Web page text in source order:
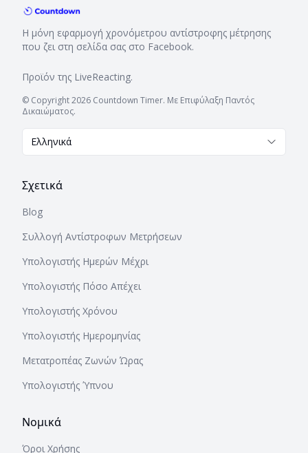
Η μόνη εφαρμογή χρονόμετρου αντίστροφης μέτρησης
που ζει στη σελίδα σας στο Facebook.
Προϊόν της LiveReacting.
© Copyright 2026 Countdown Timer. Με Επιφύλαξη Παντός
Δικαιώματος.
Ελληνικά
Σχετικά
Blog
Συλλογή Αντίστροφων Μετρήσεων
Υπολογιστής Ημερών Μέχρι
Υπολογιστής Πόσο Απέχει
Υπολογιστής Χρόνου
Υπολογιστής Ημερομηνίας
Μετατροπέας Ζωνών Ώρας
Υπολογιστής Ύπνου
Νομικά
Όροι Χρήσης